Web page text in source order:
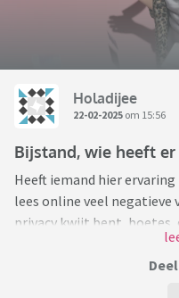
Holadijee
22-02-2025 om 15:56
Bijstand, wie heeft
Heeft iemand hier
lees online veel negatieve
privacy kwijt bent,
eruit worden gegooid. Dat
ver van huis is etc. Ik heb